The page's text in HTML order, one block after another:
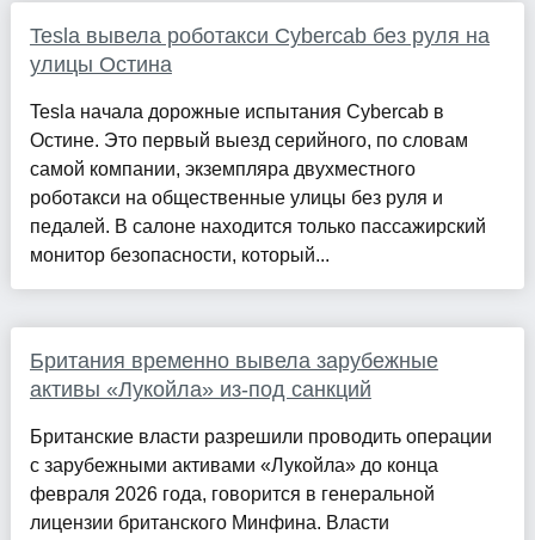
Tesla вывела роботакси Cybercab без руля на
улицы Остина
Tesla начала дорожные испытания Cybercab в
Остине. Это первый выезд серийного, по словам
самой компании, экземпляра двухместного
роботакси на общественные улицы без руля и
педалей. В салоне находится только пассажирский
монитор безопасности, который...
Британия временно вывела зарубежные
активы «Лукойла» из-под санкций
Британские власти разрешили проводить операции
с зарубежными активами «Лукойла» до конца
февраля 2026 года, говорится в генеральной
лицензии британского Минфина. Власти